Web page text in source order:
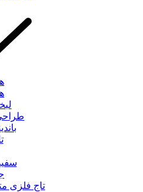
همه
همه
لبخند
طراحی
باندینگ
تاج
سفید
تاج فلزی متصل